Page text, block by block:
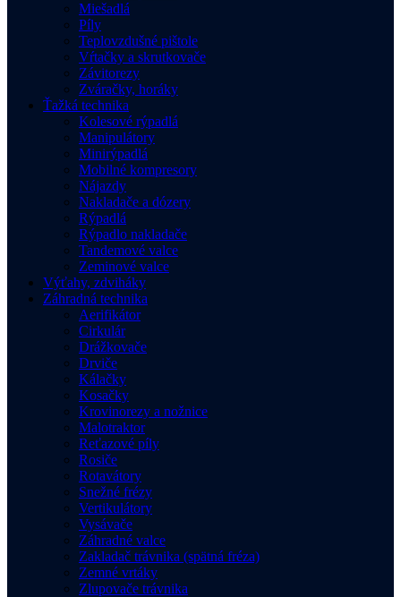
Miešadlá
Píly
Teplovzdušné pištole
Vŕtačky a skrutkovače
Závitorezy
Zváračky, horáky
Ťažká technika
Kolesové rýpadlá
Manipulátory
Minirýpadlá
Mobilné kompresory
Nájazdy
Nakladače a dózery
Rýpadlá
Rýpadlo nakladače
Tandemové valce
Zeminové valce
Výťahy, zdviháky
Záhradná technika
Aerifikátor
Cirkulár
Drážkovače
Drviče
Kálačky
Kosačky
Krovinorezy a nožnice
Malotraktor
Reťazové píly
Rosiče
Rotavátory
Snežné frézy
Vertikulátory
Vysávače
Záhradné valce
Zakladač trávnika (spätná fréza)
Zemné vrtáky
Zlupovače trávnika